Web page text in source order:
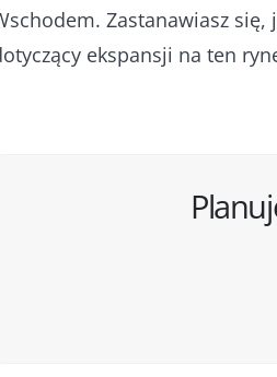
Zastanawiasz
ekspansji na ten